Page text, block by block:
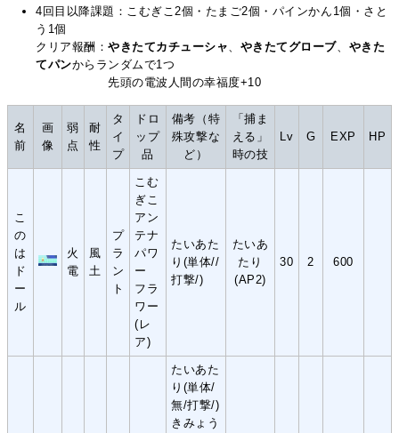
4回目以降課題：こむぎこ2個・たまご2個・パインかん1個・さと
う1個
クリア報酬：やきたてカチューシャ やきたてグローブ
やきた
てパンからランダムで1つ
先頭の電波人間の幸福度+10
名
前
画
像
弱
点
耐
性
タ
イ
プ
ドロ
ップ
品
備考（特
殊攻撃な
ど）
「捕ま
える」
時の技
Lv G EXP HP
こ
の
は
ド
ー
ル
火
電
風
土
プ
ラ
ン
ト
こむ
ぎこ
アン
テナ
パワ
ー
フラ
ワー
(レ
ア)
たいあた
り(単体//
打撃/)
たいあ
たり
(AP2)
30 2 600
たいあた
り(単体/
無/打撃/)
きみょう